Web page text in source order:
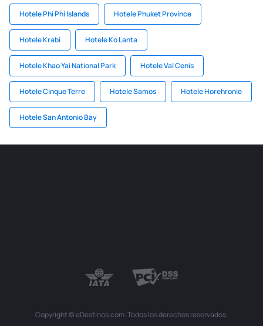
Hotele Phi Phi Islands Hotele Phuket Province
Hotele Krabi Hotele Ko Lanta
Hotele Khao Yai National Park Hotele Val Cenis
Hotele Cinque Terre Hotele Samos Hotele Horehronie
Hotele San Antonio Bay
Copyright © eDestinos.com. Todos los derechos reservados.